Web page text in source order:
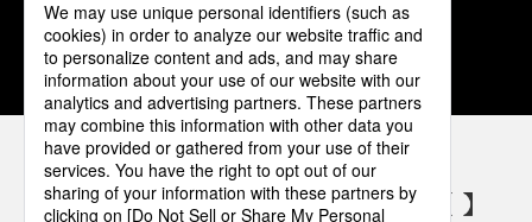
1 2 3 4 5
パナソニックの電気設備 SNSアカウント